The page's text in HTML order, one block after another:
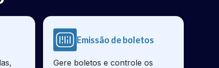
Emissão de boletos
Gere boletos e controle os